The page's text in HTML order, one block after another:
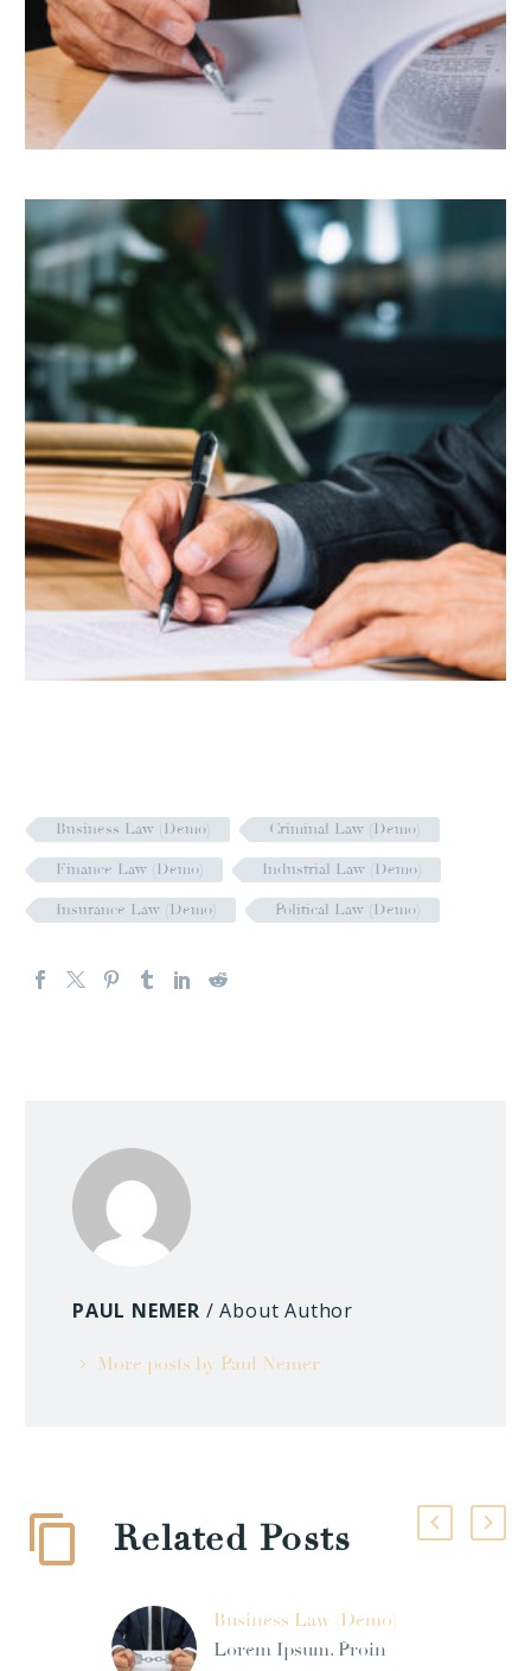
Business Law (Demo) Criminal Law (Demo)
Finance Law (Demo) Industrial Law (Demo)
Insurance Law (Demo) Political Law (Demo)
PAUL NEMER / About Author
More posts by Paul Nemer
Related Posts
Business Law (Demo)
Lorem Ipsum. Proin